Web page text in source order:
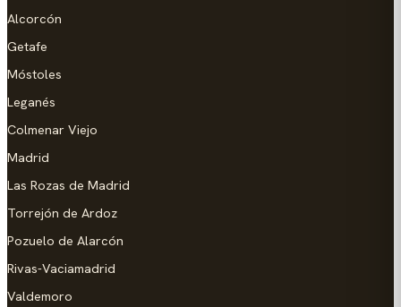
Alcorcón
Getafe
Móstoles
Leganés
Colmenar Viejo
Madrid
Las Rozas de Madrid
Torrejón de Ardoz
Pozuelo de Alarcón
Rivas-Vaciamadrid
Valdemoro